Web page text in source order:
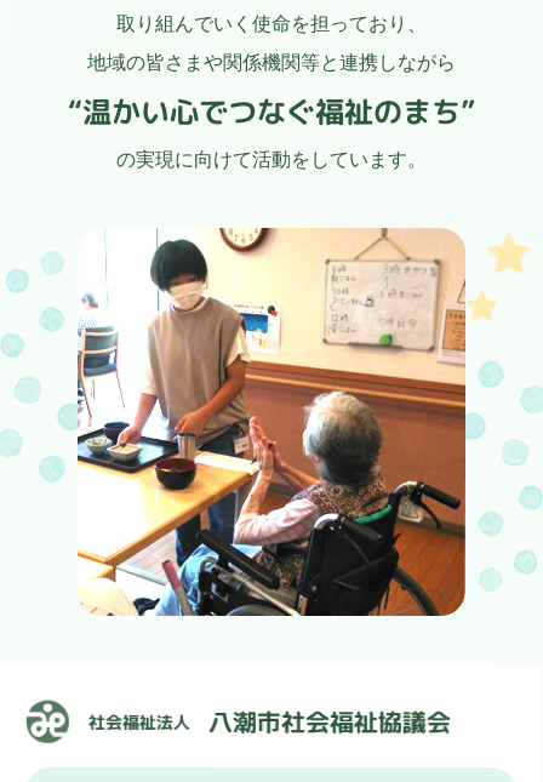
取り組んでいく使命を担っており、
地域の皆さまや関係機関等と連携しながら
“温かい心でつなぐ福祉のまち”
の実現に向けて活動をしています。